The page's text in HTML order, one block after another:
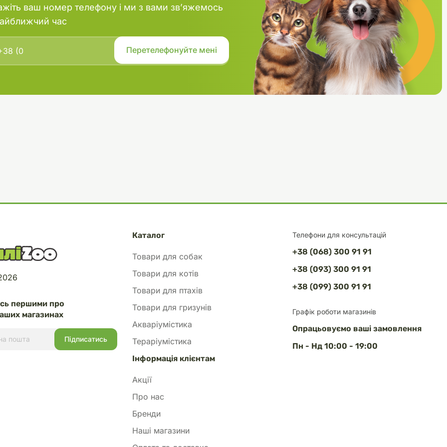
ваш номер телефону і ми з вами зв’яжемось
час
Телефони для консультацій
+38 (068) 300 91 91
+38 (093) 300 91 91
+38 (099) 300 91 91
Графік роботи магазинів
Опрацьовуємо ваші замовлення
Пн - Нд 10:00 - 19:00
першими про
магазинах
Каталог
Товари для собак
Товари для котів
Товари для птахів
Товари для гризунів
Акваріумістика
Тераріумістика
Інформація клієнтам
Акції
Про нас
Бренди
Наші магазини